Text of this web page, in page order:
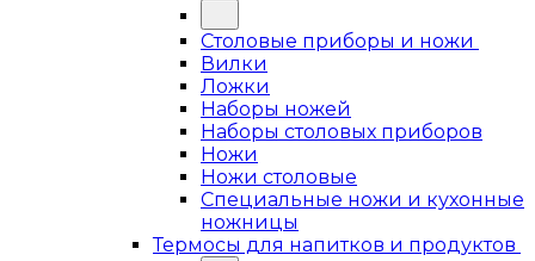
Столовые приборы и ножи
Вилки
Ложки
Наборы ножей
Наборы столовых приборов
Ножи
Ножи столовые
Специальные ножи и кухонные
ножницы
Термосы для напитков и продуктов